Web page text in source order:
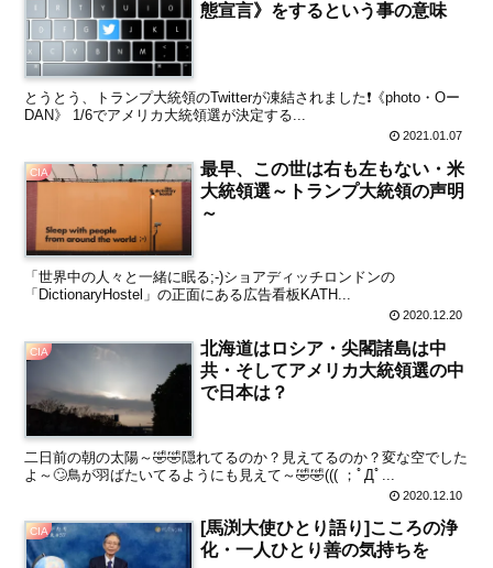
態宣言》をするという事の意味
とうとう、トランプ大統領のTwitterが凍結されました❗《photo・Oー
DAN》 1/6でアメリカ大統領選が決定する...
2021.01.07
CIA
最早、この世は右も左もない・米
大統領選～トランプ大統領の声明
～
「世界中の人々と一緒に眠る;-)ショアディッチロンドンの
「DictionaryHostel」の正面にある広告看板KATH...
2020.12.20
CIA
北海道はロシア・尖閣諸島は中
共・そしてアメリカ大統領選の中
で日本は？
二日前の朝の太陽～🤣🤣隠れてるのか？見えてるのか？変な空でした
よ～🙄鳥が羽ばたいてるようにも見えて～🤣🤣((( ；ﾟДﾟ...
2020.12.10
CIA
[馬渕大使ひとり語り]こころの浄
化・一人ひとり善の気持ちを